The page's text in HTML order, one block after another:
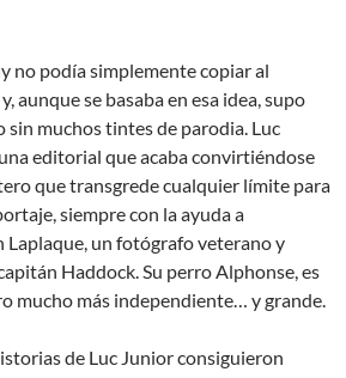
no podía simplemente copiar al
aunque se basaba en esa idea, supo
sin muchos tintes de parodia. Luc
editorial que acaba convirtiéndose
que transgrede cualquier límite para
siempre con la ayuda a
Laplaque, un fotógrafo veterano y
Haddock. Su perro Alphonse, es
mucho más independiente… y grande.
de Luc Junior consiguieron